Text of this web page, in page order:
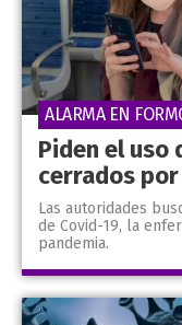
Piden el uso
cerrados
Las autoridades
de Covid-19, la
pandemia.
ALARMA EN